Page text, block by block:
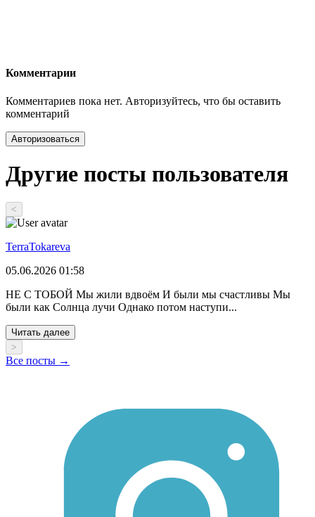
Комментарии
Комментариев пока нет. Авторизуйтесь, что бы оставить
комментарий
Авторизоваться
Другие посты пользователя
<
TerraTokareva
05.06.2026 01:58
НЕ С ТОБОЙ Мы жили вдвоём И были мы счастливы Мы
были как Солнца лучи Однако потом наступи...
Читать далее
>
Все посты →